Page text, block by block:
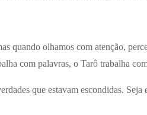
quando olhamos com atenção,
com palavras, o Tarô trabalha
que estavam escondidas.